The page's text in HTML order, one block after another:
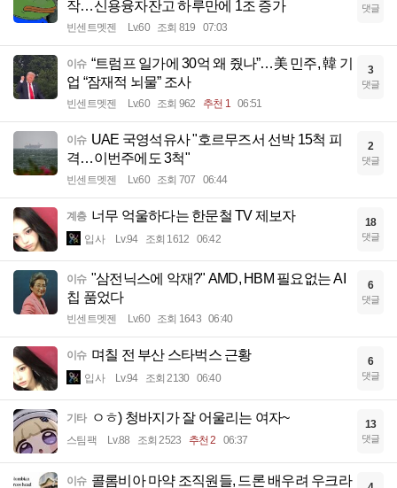
작…신용융자잔고 하루만에 1조 증가
빈센트멧젠 Lv.60 조회 819 07:03
댓글
이슈 “트럼프 일가에 30억 왜 줬나”…美 민주, 韓 기
업 “잠재적 뇌물” 조사
빈센트멧젠 Lv.60 조회 962 추천 1 06:51
3
댓글
이슈 UAE 국영석유사 "호르무즈서 선박 15척 피
격…이번주에도 3척"
빈센트멧젠 Lv.60 조회 707 06:44
2
댓글
계층 너무 억울하다는 한문철 TV 제보자
입사 Lv.94 조회 1612 06:42
18
댓글
이슈 "삼전닉스에 악재?" AMD, HBM 필요없는 AI
칩 품었다
빈센트멧젠 Lv.60 조회 1643 06:40
6
댓글
이슈 며칠 전 부산 스타벅스 근황
입사 Lv.94 조회 2130 06:40
6
댓글
기타 ㅇㅎ) 청바지가 잘 어울리는 여자~
스팀팩 Lv.88 조회 2523 추천 2 06:37
13
댓글
이슈 콜롬비아 마약 조직원들, 드론 배우려 우크라